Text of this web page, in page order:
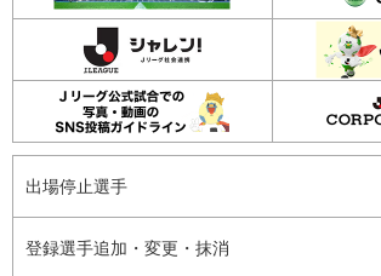
出場停止選手
登録選手追加・変更・抹消